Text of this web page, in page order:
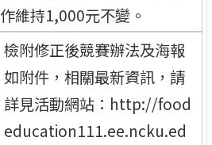
作維持1,000元不變。
檢附修正後競賽辦法及海報
如附件，相關最新資訊，請
詳見活動網站：http://food
education111.ee.ncku.ed